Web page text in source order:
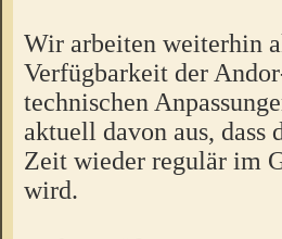
Wir arbeiten weiterhin
Verfügbarkeit der
technischen
aktuell davon aus, dass
Zeit wieder regulär im
wird.